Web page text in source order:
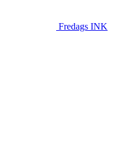
Fredags INK